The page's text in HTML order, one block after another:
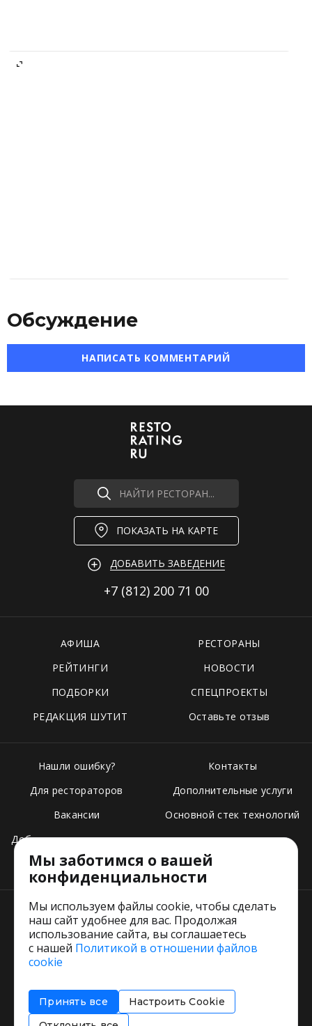
Обсуждение
НАПИСАТЬ КОММЕНТАРИЙ
НАЙТИ РЕСТОРАН...
ПОКАЗАТЬ НА КАРТЕ
ДОБАВИТЬ ЗАВЕДЕНИЕ
+7 (812) 200 71 00
АФИША
РЕСТОРАНЫ
РЕЙТИНГИ
НОВОСТИ
ПОДБОРКИ
СПЕЦПРОЕКТЫ
РЕДАКЦИЯ ШУТИТ
Оставьте отзыв
Нашли ошибку?
Для рестораторов
Вакансии
Добавить свое заведение
Тарифы
Контакты
Дополнительные услуги
Основной стек технологий
Пользовательское соглашение
Соглашение об информировании
Мы заботимся о вашей
конфиденциальности
Мы используем файлы cookie, чтобы сделать
наш сайт удобнее для вас. Продолжая
использование сайта, вы соглашаетесь
с нашей Политикой в отношении файлов
cookie
Принять все
Настроить Cookie